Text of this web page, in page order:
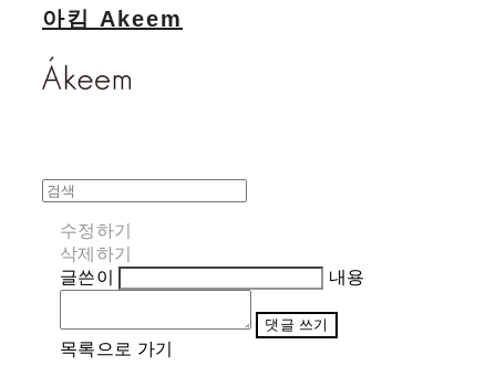
아킴 Akeem
수정하기
삭제하기
글쓴이
내용
댓글 쓰기
목록으로 가기